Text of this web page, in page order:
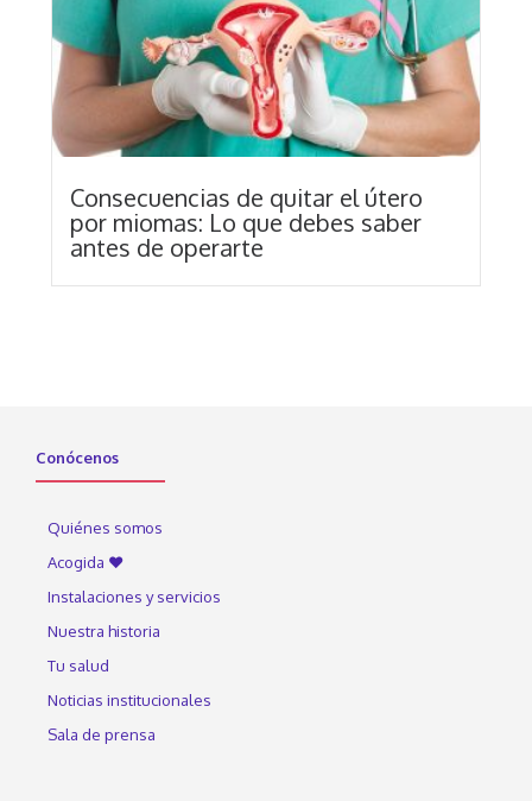
Consecuencias de quitar el útero
por miomas: Lo que debes saber
antes de operarte
Conócenos
Quiénes somos
Acogida ♥
Instalaciones y servicios
Nuestra historia
Tu salud
Noticias institucionales
Sala de prensa